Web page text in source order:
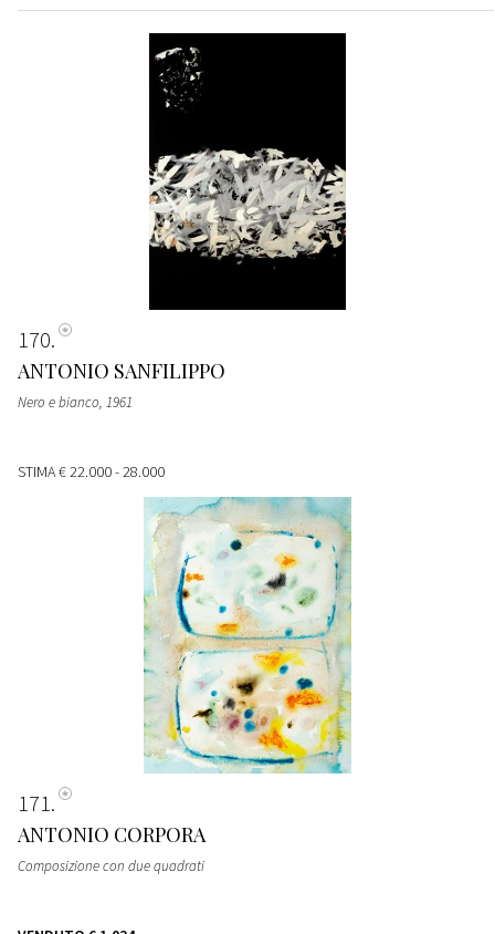
170
ANTONIO SANFILIPPO
Nero e bianco, 1961
STIMA€ 22.000 - 28.000
171
ANTONIO CORPORA
Composizione con due quadrati